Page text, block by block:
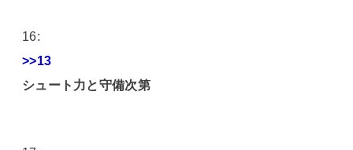
16:
>>13
シュート力と守備次第